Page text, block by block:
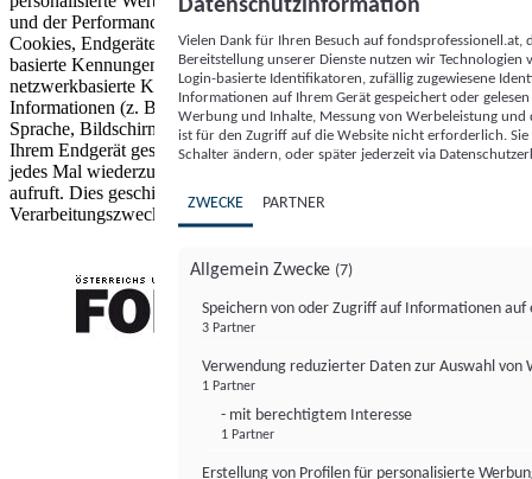
und der Performance von Inhalten sowie Zielgruppenforschung.
Cookies, Endgeräte- oder ähnliche Online-Kennungen (z. B. login-
basierte Kennungen, zufällig generierte Kennungen,
netzwerkbasierte Kennungen) können zusammen mit anderen
Informationen (z. B. Browsertyp und Browserinformationen,
Sprache, Bildschirmgröße, unterstützte Technologien usw.) auf
Ihrem Endgerät gespeichert oder von dort ausgelesen werden, um es
jedes Mal wiederzuerkennen, wenn es eine App oder einer Webseite
aufruft. Dies geschieht für einen oder mehrere der hier aufgeführten
Verarbeitungszwecke.
Datenschutzinformation
Vielen Dank für Ihren Besuch auf
Bereitstellung unserer Dienste nutzen wir Technologien
Login-basierte Identifikatoren, zufällig zugewiesene
Informationen auf Ihrem Gerät gespeichert oder
Werbung und Inhalte, Messung von Werbeleistung
ist für den Zugriff auf die Website nicht erforderlich.
Schalter ändern, oder später jederzeit via
ZWECKE PARTNER
Allgemein Zwecke (7)
Speichern von oder Zugriff auf Informationen auf
3 Partner
Verwendung reduzierter Daten zur Auswahl von
1 Partner
- mit berechtigtem Interesse
1 Partner
Erstellung von Profilen für personalisierte
FONDS professionell